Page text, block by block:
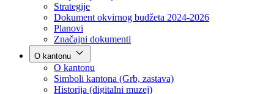
Poslovnik
Program rada Vlade
Ekspoze premijera
Strategije
Dokument okvirnog budžeta 2024-2026
Planovi
Značajni dokumenti
O kantonu